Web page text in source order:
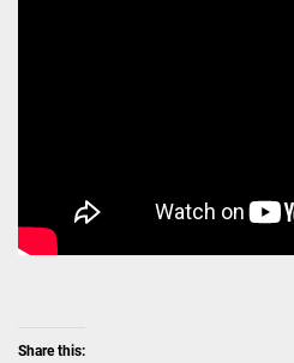
Share this: